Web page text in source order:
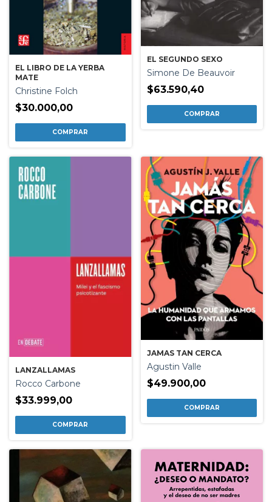
EL LIBRO DE LA YERBA
MATE
Christine Folch
$30.000,00
EL SEGUNDO SEXO
Simone De Beauvoir
$63.590,40
LANZALLAMAS
Rocco Carbone
$33.999,00
JAMAS TAN CERCA
Agustin Valle
$49.900,00